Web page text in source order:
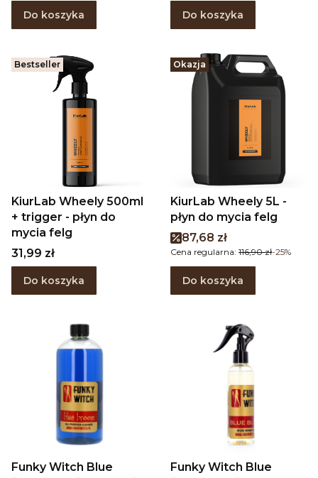
Do koszyka Do koszyka
Bestseller
KiurLab Wheely 500ml
+ trigger - płyn do
mycia felg
Cena
31,99 zł
Do koszyka
Okazja
KiurLab Wheely 5L -
płyn do mycia felg
Cena promocyjna
87,68 zł
Cena regularna: 116,90 zł-25%
Do koszyka
Funky Witch Blue
Funky Witch Blue